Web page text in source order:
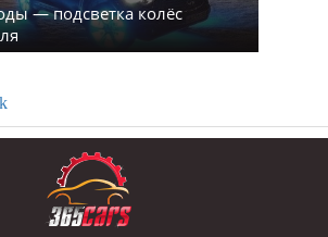
— подсветка колёс